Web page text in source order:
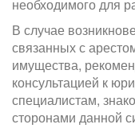
необходимого для
В случае
связанных с
имущества,
консультацией к
специалистам,
сторонами данной